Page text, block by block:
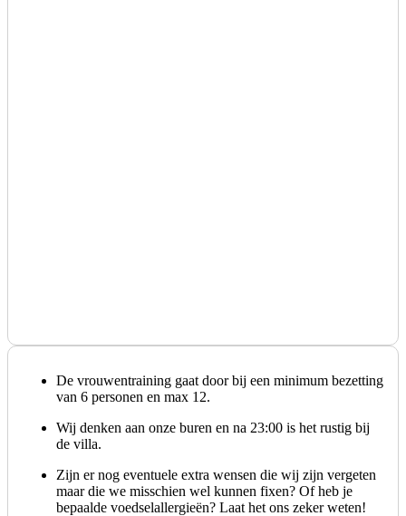
De vrouwentraining gaat door bij een minimum bezetting
van 6 personen en max 12.
Wij denken aan onze buren en na 23:00 is het rustig bij
de villa.
Zijn er nog eventuele extra wensen die wij zijn vergeten
maar die we misschien wel kunnen fixen? Of heb je
bepaalde voedselallergieën? Laat het ons zeker weten!